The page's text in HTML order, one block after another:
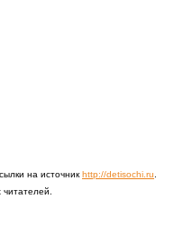
на источник http://detisochi.ru